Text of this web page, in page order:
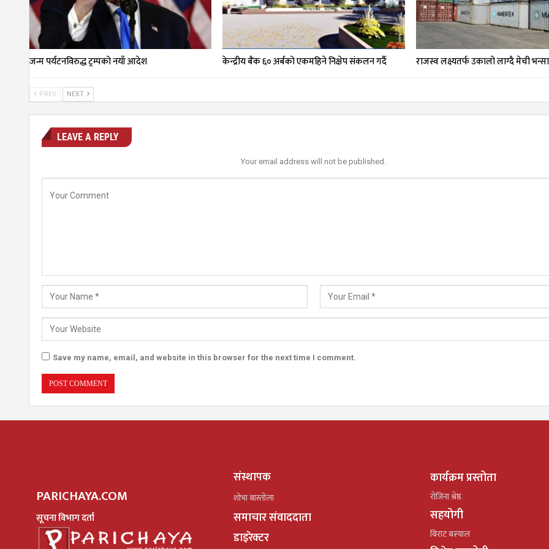
जन्म पर्यटनविरुद्ध ट्रम्पको नयाँ आदेश केन्द्रीय बैंक ६० अर्बको एकमहिने निक्षेप संकलन गर्दै राजस्व लक्ष्यतर्फ उकालो लाग्दै मेची
PREV NEXT
LEAVE A REPLY
Your email address will not be published.
Save my name, email, and website in this browser for the next time I comment.
PARICHAYA.COM
सूचना विभाग दर्ता
संस्थापक
शोभा बास्तोला
समाचार संवाददाता
डाइरेक्टर
कार्यक्रम प्रस्तोता
रोजिना श्रेष्ठ
सहयोगी
बिराट बस्याल